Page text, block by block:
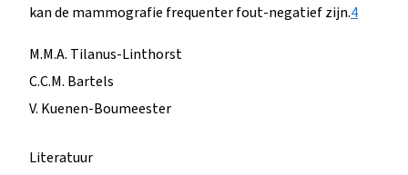
kan de mammografie frequenter fout-negatief zijn.4
M.M.A. Tilanus-Linthorst
C.C.M. Bartels
V. Kuenen-Boumeester
Literatuur